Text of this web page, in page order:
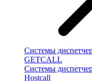
Системы
GETCALL
Системы
Hostcall